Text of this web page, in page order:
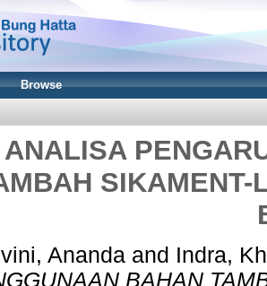
Browse
ANALISA
SIKAMENT-
Ananda and Indra,
BAHAN